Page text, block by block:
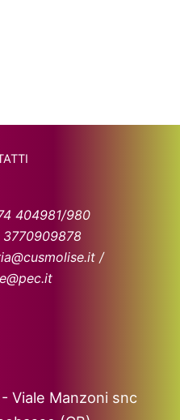
404981/980
3770909878
/
- Viale Manzoni snc